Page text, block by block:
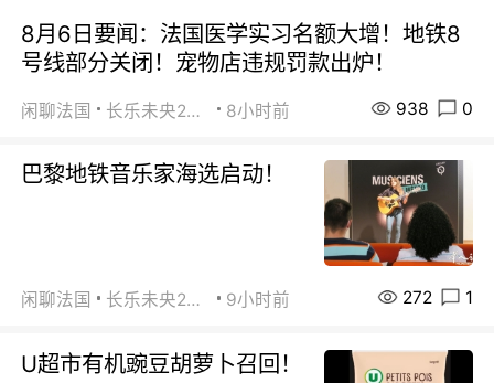
8月6日要闻：法国医学实习名额大增！地铁8
号线部分关闭！宠物店违规罚款出炉！
闲聊法国 长乐未央2015 8小时前 938 0
巴黎地铁音乐家海选启动！
闲聊法国 长乐未央2015 9小时前 272 1
U超市有机豌豆胡萝卜召回！